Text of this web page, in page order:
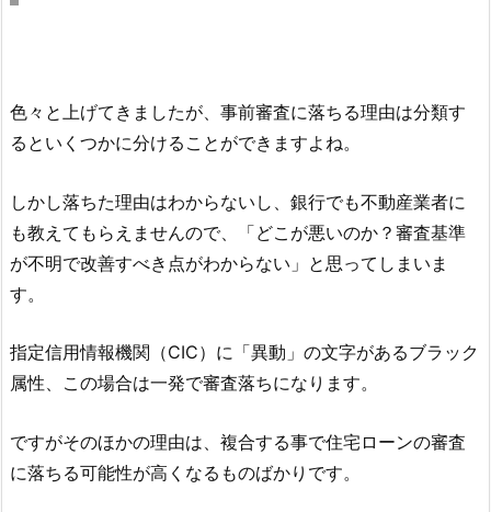
色々と上げてきましたが、事前審査に落ちる理由は分類す
るといくつかに分けることができますよね。
しかし落ちた理由はわからないし、銀行でも不動産業者に
も教えてもらえませんので、「どこが悪いのか？審査基準
が不明で改善すべき点がわからない」と思ってしまいま
す。
指定信用情報機関（CIC）に「異動」の文字があるブラック
属性、この場合は一発で審査落ちになります。
ですがそのほかの理由は、複合する事で住宅ローンの審査
に落ちる可能性が高くなるものばかりです。